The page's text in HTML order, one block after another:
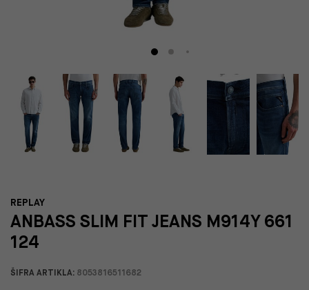
REPLAY
ANBASS SLIM FIT JEANS M914Y 661
124
ŠIFRA ARTIKLA: 8053816511682